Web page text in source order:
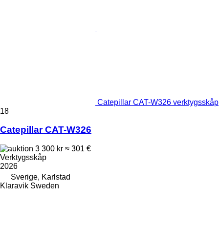
Catepillar CAT-W326 verktygsskåp
18
Catepillar CAT-W326
3 300 kr ≈ 301 €
Verktygsskåp
2026
Sverige, Karlstad
Klaravik Sweden